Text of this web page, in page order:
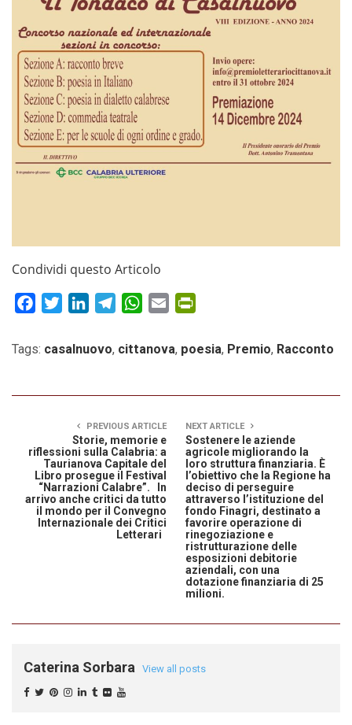
Condividi questo Articolo
FacebookTwitterLinkedInTelegramWhatsApp
Email
Tags: casalnuovo, cittanova, poesia, Premio, Racconto
PREVIOUS ARTICLE
Storie, memorie e
riflessioni sulla Calabria: a
Taurianova Capitale del
Libro prosegue il Festival
“Narrazioni Calabre”. In
arrivo anche critici da tutto
il mondo per il Convegno
Internazionale dei Critici
Letterari
NEXT ARTICLE
Sostenere le aziende
agricole migliorando la
loro struttura finanziaria. È
l’obiettivo che la Regione ha
deciso di perseguire
attraverso l’istituzione del
fondo Finagri, destinato a
favorire operazione di
rinegoziazione e
ristrutturazione delle
esposizioni debitorie
aziendali, con una
dotazione finanziaria di 25
milioni.
Caterina Sorbara View all posts